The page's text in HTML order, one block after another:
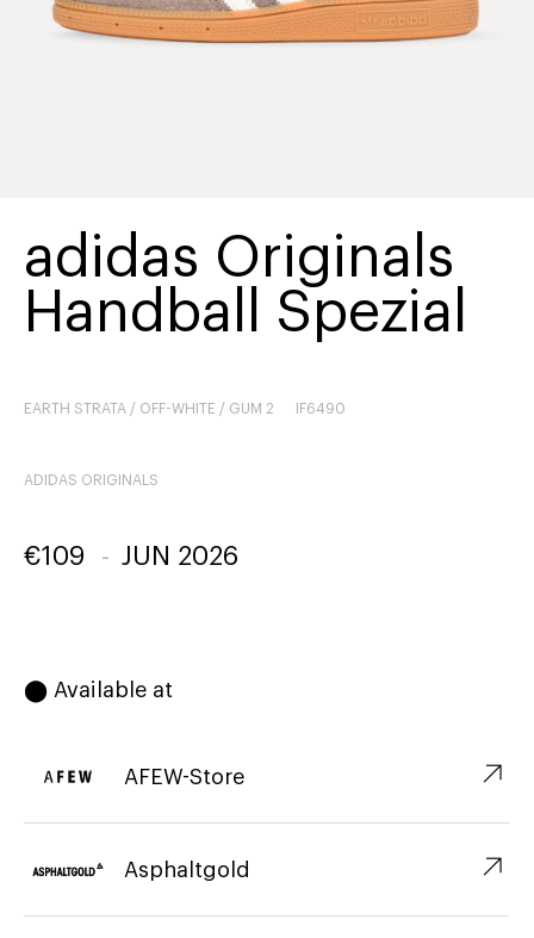
adidas Originals
Handball Spezial
EARTH STRATA / OFF-WHITE / GUM 2 IF6490
ADIDAS ORIGINALS
€109 - JUN 2026
⬤ Available at
AFEW-Store ↗︎
Asphaltgold ↗︎